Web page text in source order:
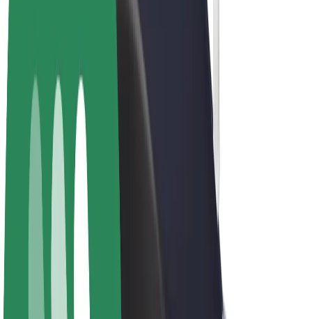
Bolt Market
Bolt Food
Bolt Drive
Bolt for Business
Elcyklar
Bolt Plus
Tjäna pengar med Bolt
Förare
Förares intäkter
Kurirer